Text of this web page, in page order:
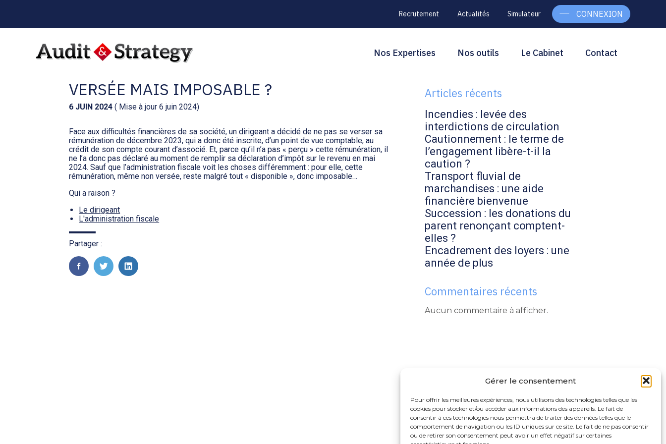
Gérer le consentement
Pour offrir les meilleures expériences, nous utilisons des technologies telles que les
cookies pour stocker et/ou accéder aux informations des appareils. Le fait de
consentir à ces technologies nous permettra de traiter des données telles que le
comportement de navigation ou les ID uniques sur ce site. Le fait de ne pas consentir
ou de retirer son consentement peut avoir un effet négatif sur certaines
sub-
header
Recrutement Actualités Simulateur CONNEXION
Aller
Principal
Nos Expertises Nos outils Le Cabinet Contact
VERSÉE MAIS IMPOSABLE ?
6 JUIN 2024 ( Mise à jour 6 juin 2024)
Face aux difficultés financières de sa société, un dirigeant a décidé de ne pas se verser sa
rémunération de décembre 2023, qui a donc été inscrite, d’un point de vue comptable, au
crédit de son compte courant d’associé. Et, parce qu’il n’a pas « perçu » cette rémunération, il
ne l’a donc pas déclaré au moment de remplir sa déclaration d’impôt sur le revenu en mai
2024. Sauf que l’administration fiscale voit les choses différemment : pour elle, cette
rémunération, même non versée, reste malgré tout « disponible », donc imposable…
Qui a raison ?
Le dirigeant
L'administration fiscale
Partager :
FaceBook
TwitterLinkedIn
Blog
Rechercher
Articles récents
Incendies : levée des
interdictions de circulation
Cautionnement : le terme de
l’engagement libère-t-il la
caution ?
Transport fluvial de
marchandises : une aide
financière bienvenue
Succession : les donations du
parent renonçant comptent-
elles ?
Encadrement des loyers : une
année de plus
Commentaires récents
Aucun commentaire à afficher.